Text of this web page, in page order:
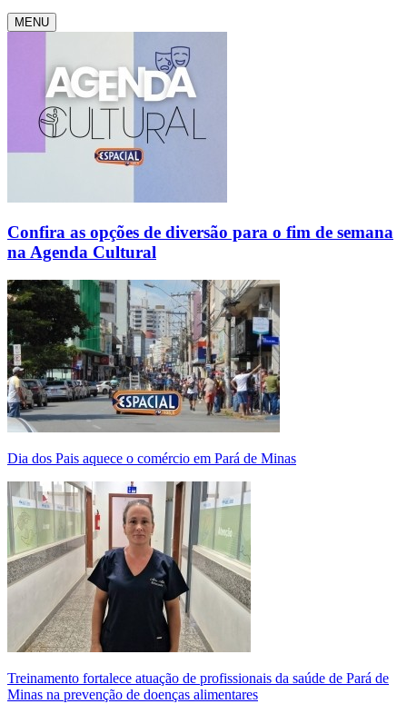
MENU
Confira as opções de diversão para o fim de semana
na Agenda Cultural
Dia dos Pais aquece o comércio em Pará de Minas
Treinamento fortalece atuação de profissionais da saúde de Pará de
Minas na prevenção de doenças alimentares